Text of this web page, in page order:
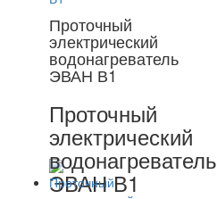
Проточный
электрический
водонагреватель
ЭВАН В1
Проточный
электрический
водонагреватель
ЭВАН В1